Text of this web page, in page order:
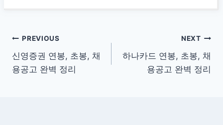
글
탐
PREVIOUS
신영증권 연봉, 초봉, 채
용공고 완벽 정리
NEXT
하나카드 연봉, 초봉, 채
용공고 완벽 정리